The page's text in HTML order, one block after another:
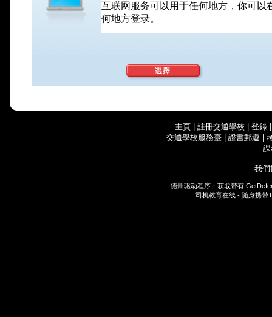
互联网服务可以用于任何地方，你可以
何地方登录。
主頁 註冊交通學校 登錄
交通學校服務臺
證書郵遞
我們
德州驱动程序：获取带有
司机教育在线 - 随身携带